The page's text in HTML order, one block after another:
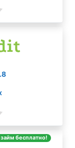
бесплатно!